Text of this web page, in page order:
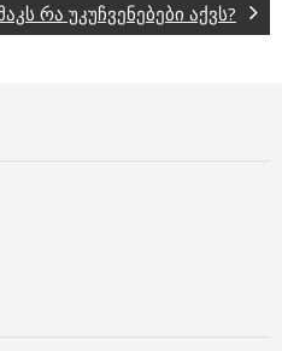
რა უკუჩვენებები აქვს?